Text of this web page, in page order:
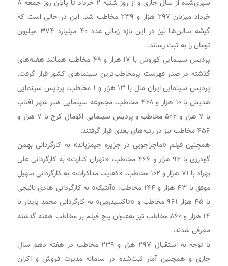
سپری‌شده از سال جاری و از روز شنبه ۲ خرداد تا پایان روز جمعه ۸
خرداد میزبان ۲۹۷ هزار و ۲۳۹ مخاطب شد. این در حالی است که
گیشه سالن‌ها نیز در این بازه زمانی عدد ۴۰ میلیارد ۳۷۴ میلیون
تومان را به ثبت رساند.
پردیس سینمایی کوروش با ۱۷ هزار و ۴۹ مخاطب همانند هفته‌های
گذشته در صدر فهرست پرمخاطب‌ترین سینماهای کشور قرار گرفت.
پردیس سینمایی ایران مال با ۱۳ هزار و ۱ مخاطب، پردیس سینمایی
هدیش با ۱۰ هزار و ۴۲۸ مخاطب، مجموعه سینمایی هنر شهر آفتاب
با ۷ هزار و ۵۰۲ مخاطب و پردیس سینمایی اکومال کرج با ۷ هزار و
۴۵۶ مخاطب نیز در رتبه‌های بعدی قرار گرفتند.
همچنین فیلم «ماجراجویی در جزیره جیمزباند» به کارگردانی بهمن
گودرزی با ۹۲ هزار و ۴۶۶ مخاطب، «تهران کنارت» به کارگردانی علی
بهراد با ۷۱ هزار و ۱۰۲ مخاطب، «کفایت مذاکرات» به کارگردانی سهیل
موفق با ۴۳ هزار و ۱۴۴ مخاطب، «آنتیک» به کارگردانی هادی نائیجی
با ۴۵ هزار ۹۶۱ مخاطب و «تاکسیدرمی» به کارگردانی محمد پایدار با
۱۴ هزار و ۸۶۰ مخاطب نیز به‌عنوان پنج فیلم بر مخاطب هفته گذشته
معرفی شدند.
با توجه به استقبال ۲۹۷ هزار و ۲۳۹ مخاطب در هفته دهم سال
جاری و همچنین آمار ثبت‌شده در سامانه مدیرت فروش و اکران